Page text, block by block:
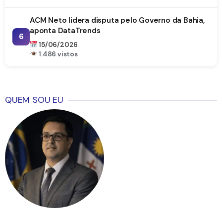
6
ACM Neto lidera disputa pelo Governo da Bahia,
aponta DataTrends
15/06/2026
1.486 vistos
QUEM SOU EU